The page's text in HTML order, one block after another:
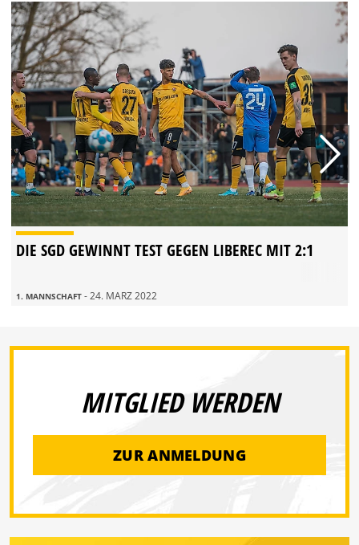
DIE SGD GEWINNT TEST GEGEN LIBEREC MIT 2:1
1. MANNSCHAFT - 24. MÄRZ 2022
MITGLIED WERDEN
ZUR ANMELDUNG